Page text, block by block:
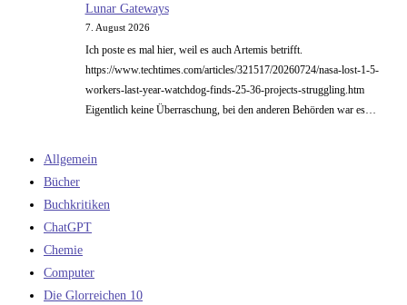
Lunar Gateways
7. August 2026
Ich poste es mal hier, weil es auch Artemis betrifft.
https://www.techtimes.com/articles/321517/20260724/nasa-lost-1-5-
workers-last-year-watchdog-finds-25-36-projects-struggling.htm
Eigentlich keine Überraschung, bei den anderen Behörden war es…
Allgemein
Bücher
Buchkritiken
ChatGPT
Chemie
Computer
Die Glorreichen 10